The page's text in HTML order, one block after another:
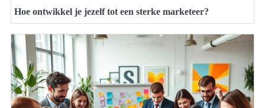
Hoe ontwikkel je jezelf tot een sterke marketeer?